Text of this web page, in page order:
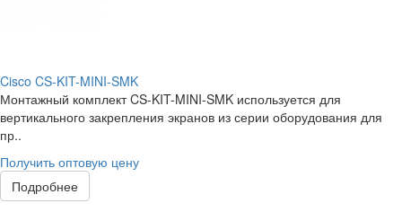
Cisco CS-KIT-MINI-SMK
Монтажный комплект CS-KIT-MINI-SMK используется для
вертикального закрепления экранов из серии оборудования для
пр..
Получить оптовую цену
Подробнее